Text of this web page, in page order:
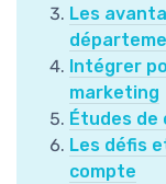
Les
Intégrer
marketing
Études de
Les défis
compte